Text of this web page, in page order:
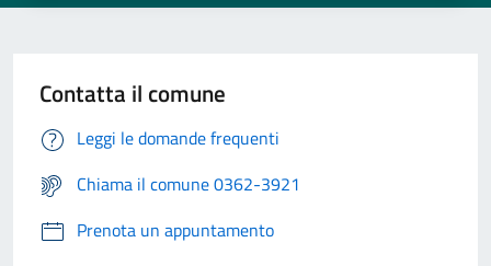
Contatta il comune
Leggi le domande frequenti
Chiama il comune 0362-3921
Prenota un appuntamento